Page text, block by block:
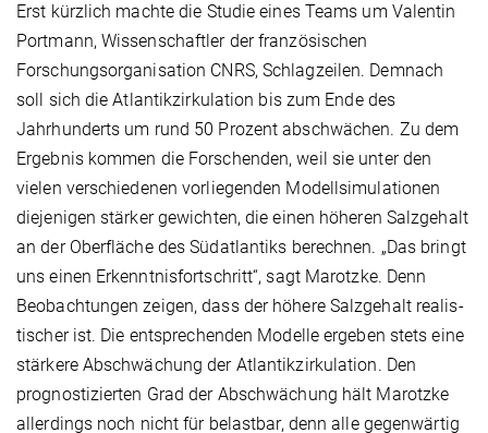
Erst kürzlich machte die Studie eines Teams um Valentin
Portmann, Wissenschaftler der französischen
Forschungsorganisation CNRS, Schlagzeilen. Demnach
soll sich die Atlantikzirkulation bis zum Ende des
Jahrhunderts um rund 50 Prozent abschwächen. Zu dem
Ergebnis kommen die Forschenden, weil sie unter den
vielen verschiedenen vorliegenden Modellsimulationen
diejenigen stärker gewichten, die einen höheren Salzgehalt
an der Ober­fläche des Südatlantiks berechnen. „Das bringt
uns einen Erkenntnisfortschritt“, sagt Marotzke. Denn
Beobachtungen zeigen, dass der höhere Salzgehalt realis­
tischer ist. Die entsprechenden Modelle ergeben stets eine
stärkere Abschwächung der Atlantikzirkulation. Den
prognostizierten Grad der Abschwächung hält Marotzke
allerdings noch nicht für belastbar, denn alle gegenwärtig